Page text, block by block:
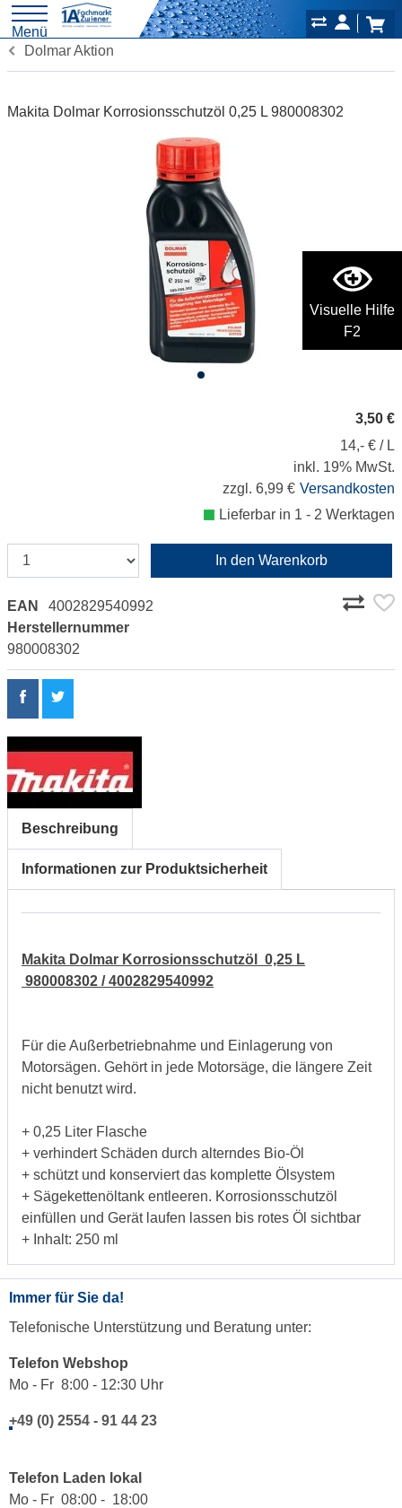
Visuelle Hilfe
F2
Menü
Dolmar Aktion
Makita Dolmar Korrosionsschutzöl 0,25 L 980008302
3,50 €
14,- € / L
inkl. 19% MwSt.
zzgl. 6,99 € Versandkosten
Lieferbar in 1 - 2 Werktagen
In den Warenkorb
EAN
4002829540992
Herstellernummer
980008302
Beschreibung
Informationen zur Produktsicherheit
Makita Dolmar Korrosionsschutzöl 0,25 L
980008302 / 4002829540992
Für die Außerbetriebnahme und Einlagerung von
Motorsägen. Gehört in jede Motorsäge, die längere Zeit
nicht benutzt wird.
+ 0,25 Liter Flasche
+ verhindert Schäden durch alterndes Bio-Öl
+ schützt und konserviert das komplette Ölsystem
+ Sägekettenöltank entleeren. Korrosionsschutzöl
einfüllen und Gerät laufen lassen bis rotes Öl sichtbar
+ Inhalt: 250 ml
Immer für Sie da!
Telefonische Unterstützung und Beratung unter:
Telefon Webshop
Mo - Fr 8:00 - 12:30 Uhr
+49 (0) 2554 - 91 44 23
Telefon Laden lokal
Mo - Fr 08:00 - 18:00